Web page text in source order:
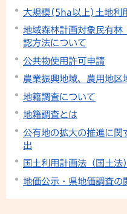
大規模(5ha以上)土地利
地域森林計画対象民有林
認方法について
公共物使用許可申請
農業振興地域、農用地区
地籍調査について
地籍調査とは
公有地の拡大の推進に関
出
国土利用計画法（国土法
地価公示・県地価調査の